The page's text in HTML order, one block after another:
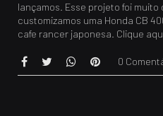
lançamos. Esse projeto foi
customizamos uma Honda CB
cafe rancer japonesa. Clique
0